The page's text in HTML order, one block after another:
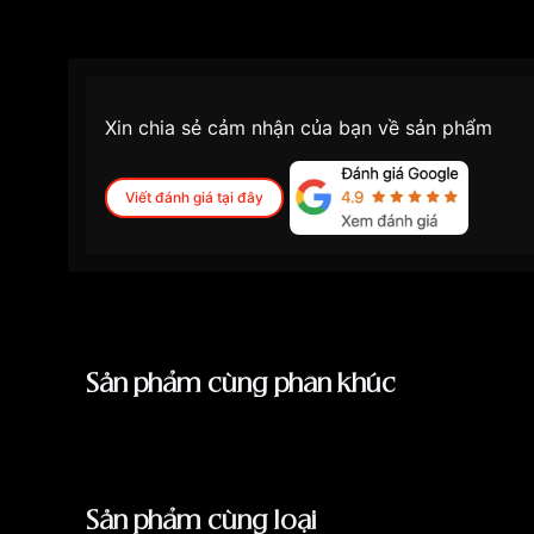
Xin chia sẻ cảm nhận của bạn về sản phẩm
Viết đánh giá tại đây
Sản phẩm cùng phân khúc
Sản phẩm cùng loại